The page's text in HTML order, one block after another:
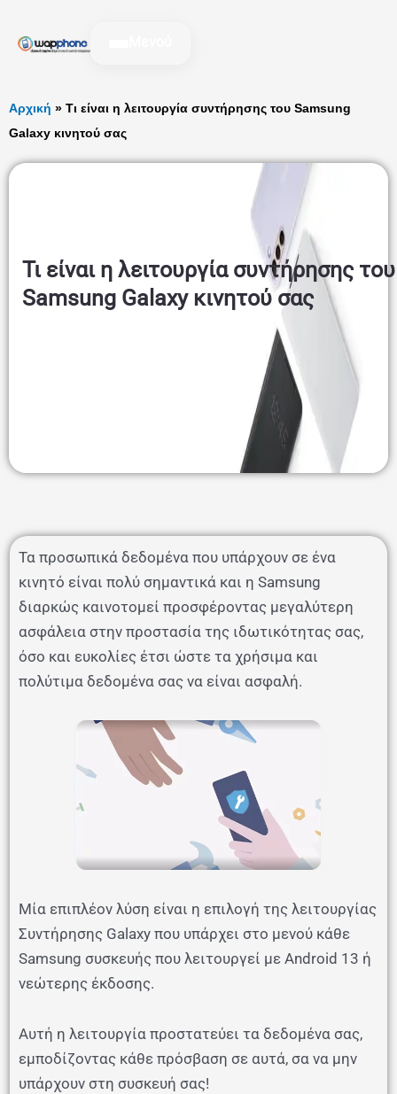
στο
Τι είναι η λειτουργία συντήρησης του
Samsung Galaxy κινητού σας
Αρχική » Τι είναι η λειτουργία συντήρησης του Samsung
Galaxy κινητού σας
Τα προσωπικά δεδομένα που υπάρχουν σε ένα
κινητό είναι πολύ σημαντικά και η Samsung
διαρκώς καινοτομεί προσφέροντας μεγαλύτερη
ασφάλεια στην προστασία της ιδωτικότητας σας,
όσο και ευκολίες έτσι ώστε τα χρήσιμα και
πολύτιμα δεδομένα σας να είναι ασφαλή.
Μία επιπλέον λύση είναι η επιλογή της λειτουργίας
Συντήρησης Galaxy που υπάρχει στο μενού κάθε
Samsung συσκευής που λειτουργεί με Android 13 ή
νεώτερης έκδοσης.
Αυτή η λειτουργία προστατεύει τα δεδομένα σας,
εμποδίζοντας κάθε πρόσβαση σε αυτά, σα να μην
υπάρχουν στη συσκευή σας!